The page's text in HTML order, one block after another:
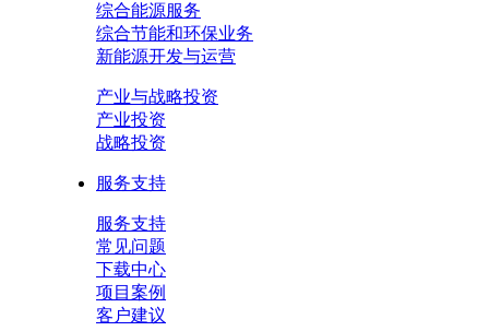
综合能源服务
综合节能和环保业务
新能源开发与运营
产业与战略投资
产业投资
战略投资
服务支持
服务支持
常见问题
下载中心
项目案例
客户建议